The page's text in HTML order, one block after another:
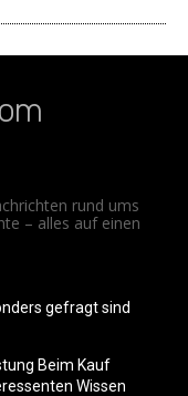
rund ums
– alles auf einen
gefragt sind
Beim Kauf
Wissen